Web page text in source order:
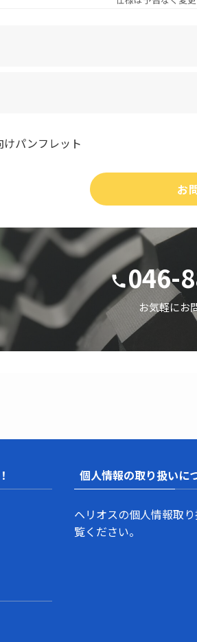
パンフレット
お
046-
お気軽にお
個人情報の取り扱いに
ヘリオスの個人情報取
覧ください。